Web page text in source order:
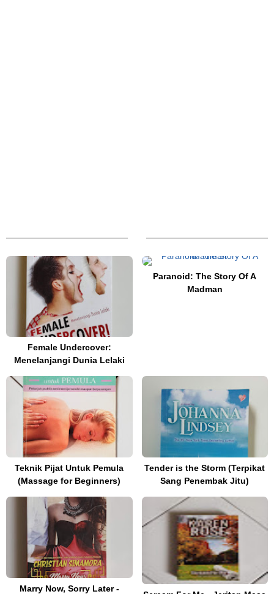
Female Undercover:
Menelanjangi Dunia Lelaki
Paranoid: The Story Of A
Madman
Teknik Pijat Untuk Pemula
(Massage for Beginners)
Tender is the Storm (Terpikat
Sang Penembak Jitu)
Marry Now, Sorry Later -